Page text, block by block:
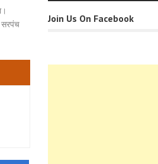
सरपंच
Join Us On Facebook